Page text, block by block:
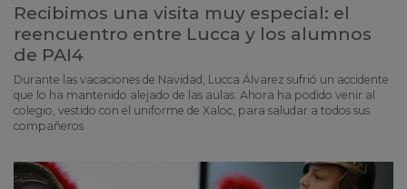
Recibimos una visita muy especial: el
reencuentro entre Lucca y los alumnos
de PAI4
Durante las vacaciones de Navidad, Lucca Álvarez sufrió un accidente
que lo ha mantenido alejado de las aulas. Ahora ha podido venir al
colegio, vestido con el uniforme de Xaloc, para saludar a todos sus
compañeros